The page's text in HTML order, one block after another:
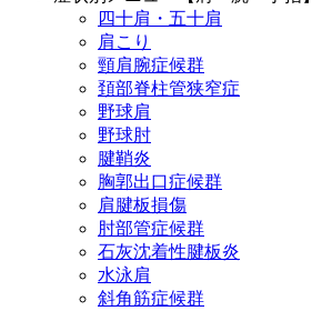
四十肩・五十肩
肩こり
頸肩腕症候群
頚部脊柱管狭窄症
野球肩
野球肘
腱鞘炎
胸郭出口症候群
肩腱板損傷
肘部管症候群
石灰沈着性腱板炎
水泳肩
斜角筋症候群